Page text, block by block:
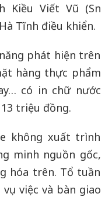
Kiều Viết Vũ (Sn
Tĩnh điều khiển.
phát hiện trên
hàng thực phẩm
có in chữ nước
triệu đồng.
không xuất trình
minh nguồn gốc,
hóa trên. Tổ tuần
việc và bàn giao